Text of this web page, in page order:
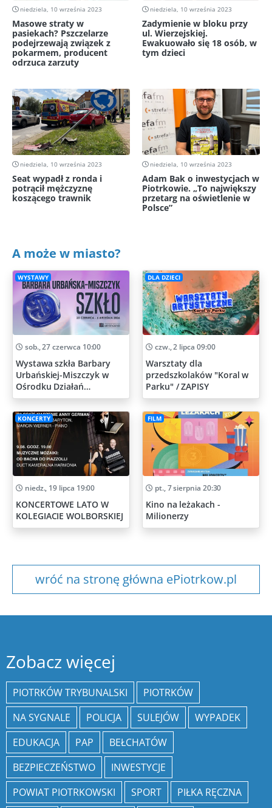
niedziela, 10 września 2023
Masowe straty w
pasiekach? Pszczelarze
podejrzewają związek z
pokarmem, producent
odrzuca zarzuty
niedziela, 10 września 2023
Zadymienie w bloku przy
ul. Wierzejskiej.
Ewakuowało się 18 osób, w
tym dzieci
niedziela, 10 września 2023
Seat wypadł z ronda i
potrącił mężczyznę
koszącego trawnik
niedziela, 10 września 2023
Adam Bak o inwestycjach w
Piotrkowie. „To największy
przetarg na oświetlenie w
Polsce”
A może w miasto?
WYSTAWY
sob., 27 czerwca 10:00
Wystawa szkła Barbary
Urbańskiej-Miszczyk w
Ośrodku Działań
Artystycznych
DLA DZIECI
czw., 2 lipca 09:00
Warsztaty dla
przedszkolaków "Koral w
Parku" / ZAPISY
KONCERTY
niedz., 19 lipca 19:00
KONCERTOWE LATO W
KOLEGIACIE WOLBORSKIEJ
FILM
pt., 7 sierpnia 20:30
Kino na leżakach -
Milionerzy
wróć na stronę główna ePiotrkow.pl
Zobacz więcej
PIOTRKÓW TRYBUNALSKI
PIOTRKÓW
NA SYGNALE
POLICJA SULEJÓW
WYPADEK
EDUKACJA
PAP
BEŁCHATÓW
BEZPIECZEŃSTWO
INWESTYCJE
POWIAT PIOTRKOWSKI
SPORT
PIŁKA RĘCZNA